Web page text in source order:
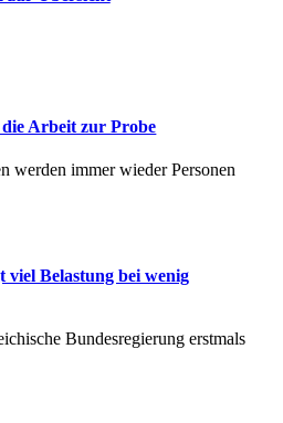
Arbeit zur Probe
werden immer wieder Personen
viel Belastung bei wenig
Bundesregierung erstmals